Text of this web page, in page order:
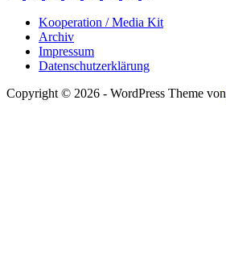
Kooperation / Media Kit
Archiv
Impressum
Datenschutzerklärung
Copyright © 2026 - WordPress Theme von